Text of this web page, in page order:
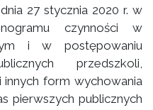
27 stycznia 2020 r. w
czynności w
i w postępowaniu
przedszkoli,
innych form wychowania
pierwszych publicznych